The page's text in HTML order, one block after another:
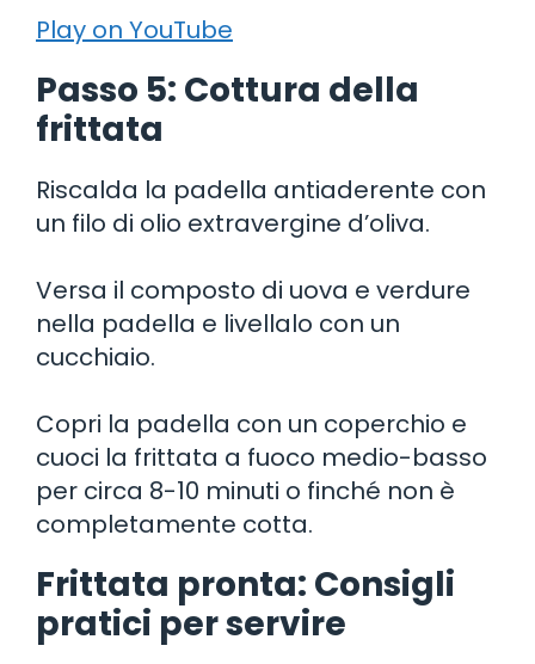
Play on YouTube
Passo 5: Cottura della
frittata
Riscalda la padella antiaderente con
un filo di olio extravergine d’oliva.
Versa il composto di uova e verdure
nella padella e livellalo con un
cucchiaio.
Copri la padella con un coperchio e
cuoci la frittata a fuoco medio-basso
per circa 8-10 minuti o finché non è
completamente cotta.
Frittata pronta: Consigli
pratici per servire